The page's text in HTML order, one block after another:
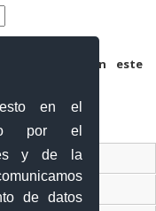
en el
por el
y de la
de datos
y web en este
Exterior